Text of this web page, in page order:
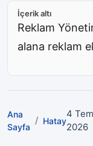
İçerik altı
Reklam
alana reklam
Ana
Sayfa
/ Hatay
4
2026